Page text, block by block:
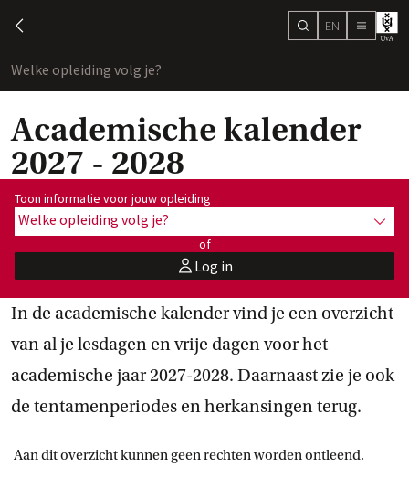
chevron-left search
EN menu
Welke opleiding volg je?
Academische kalender
2027 - 2028
Toon informatie voor opleiding:
Toon informatie voor jouw opleiding
Welke opleiding volg je? toon
of
userLog in
In de academische kalender vind je een overzicht
van al je lesdagen en vrije dagen voor het
academische jaar 2027-2028. Daarnaast zie je ook
de tentamenperiodes en herkansingen terug.
Aan dit overzicht kunnen geen rechten worden ontleend.